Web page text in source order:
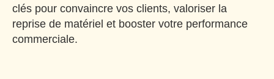
clés pour convaincre vos clients, valoriser la
reprise de matériel et booster votre performance
commerciale.